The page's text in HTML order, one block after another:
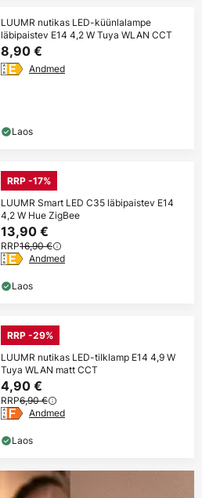
LUUMR nutikas LED-küünlalampe
läbipaistev E14 4,2 W Tuya WLAN CCT
8,90 €
Andmed
Laos
RRP -17%
LUUMR Smart LED C35 läbipaistev E14
4,2 W Hue ZigBee
13,90 €
RRP16,90 €
Andmed
Laos
RRP -29%
LUUMR nutikas LED-tilklamp E14 4,9 W
Tuya WLAN matt CCT
4,90 €
RRP6,90 €
Andmed
Laos